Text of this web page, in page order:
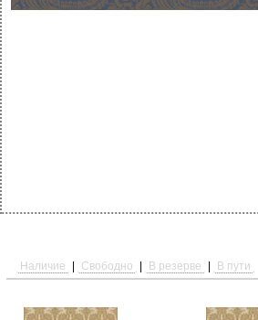
Наличие Свободно В резерве В пути